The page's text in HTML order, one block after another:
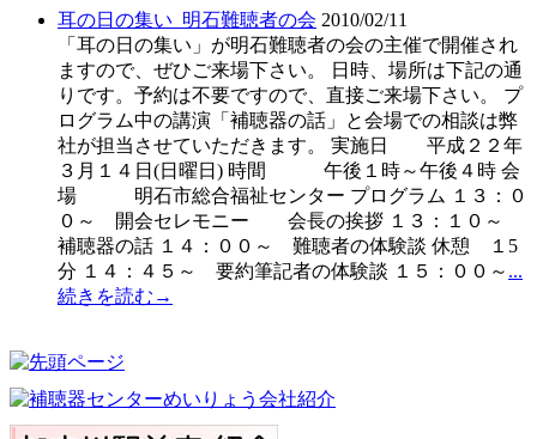
耳の日の集い_明石難聴者の会 2010/02/11
「耳の日の集い」が明石難聴者の会の主催で開催され
ますので、ぜひご来場下さい。 日時、場所は下記の通
りです。予約は不要ですので、直接ご来場下さい。 プ
ログラム中の講演「補聴器の話」と会場での相談は弊
社が担当させていただきます。 実施日 平成２２年
３月１４日(日曜日) 時間 午後１時～午後４時 会
場 明石市総合福祉センター プログラム １３：０
０～ 開会セレモニー 会長の挨拶 １３：１０～
補聴器の話 １４：００～ 難聴者の体験談 休憩 １5
分 １４：４５～ 要約筆記者の体験談 １５：００～ ...
続きを読む→